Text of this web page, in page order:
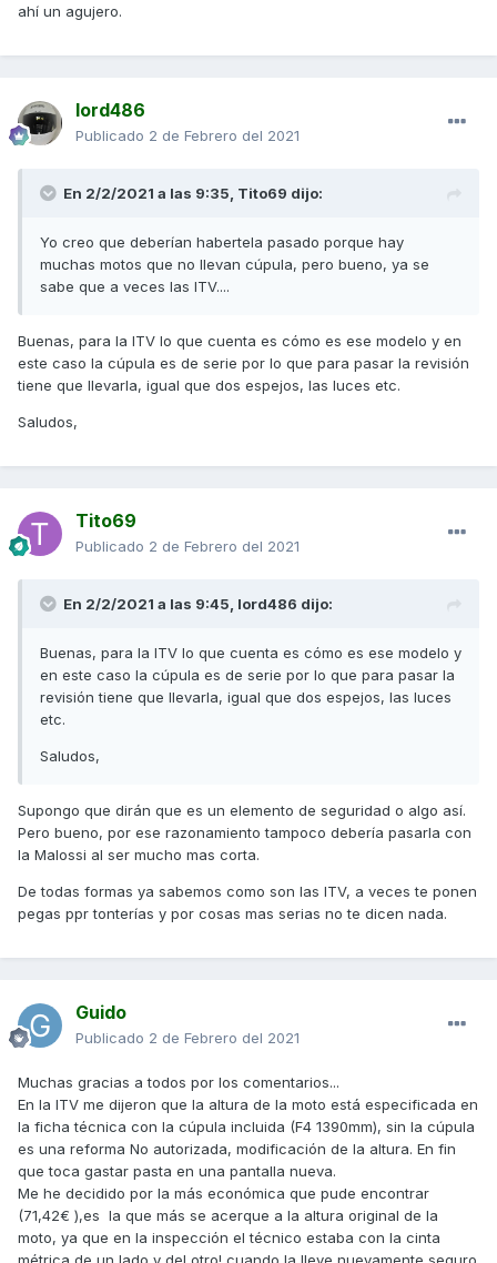
ahí un agujero.
lord486
Publicado 2 de Febrero del 2021
En 2/2/2021 a las 9:35, Tito69 dijo:
Yo creo que deberían habertela pasado porque hay
muchas motos que no llevan cúpula, pero bueno, ya se
sabe que a veces las ITV....
Buenas, para la ITV lo que cuenta es cómo es ese modelo y en
este caso la cúpula es de serie por lo que para pasar la revisión
tiene que llevarla, igual que dos espejos, las luces etc.
Saludos,
Tito69
Publicado 2 de Febrero del 2021
En 2/2/2021 a las 9:45, lord486 dijo:
Buenas, para la ITV lo que cuenta es cómo es ese modelo y
en este caso la cúpula es de serie por lo que para pasar la
revisión tiene que llevarla, igual que dos espejos, las luces
etc.
Saludos,
Supongo que dirán que es un elemento de seguridad o algo así.
Pero bueno, por ese razonamiento tampoco debería pasarla con
la Malossi al ser mucho mas corta.
De todas formas ya sabemos como son las ITV, a veces te ponen
pegas ppr tonterías y por cosas mas serias no te dicen nada.
Guido
Publicado 2 de Febrero del 2021
Muchas gracias a todos por los comentarios...
En la ITV me dijeron que la altura de la moto está especificada en
la ficha técnica con la cúpula incluida (F4 1390mm), sin la cúpula
es una reforma No autorizada, modificación de la altura. En fin
que toca gastar pasta en una pantalla nueva.
Me he decidido por la más económica que pude encontrar
(71,42€ ),es la que más se acerque a la altura original de la
moto, ya que en la inspección el técnico estaba con la cinta